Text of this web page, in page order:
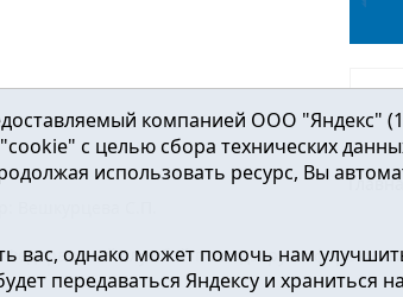
Вешкурцева С.П.
службой по надзору в сфере
компанией ООО "Яндекс"
с целью сбора технических
использовать ресурс, Вы
однако может помочь нам
передаваться Яндексу и храниться